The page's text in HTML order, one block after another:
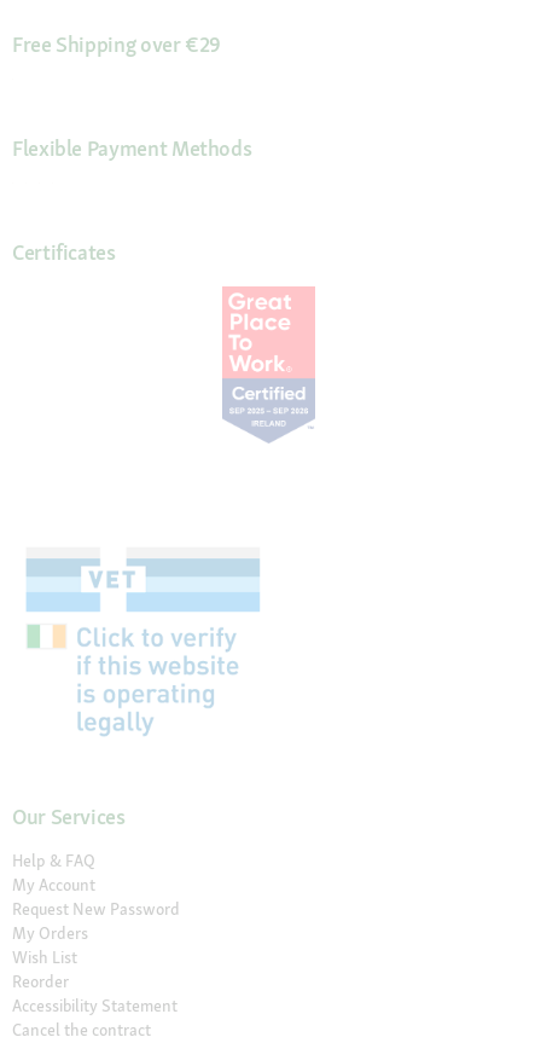
Free Shipping over €29
Flexible Payment Methods
Certificates
Our Services
Help & FAQ
My Account
Request New Password
My Orders
Wish List
Reorder
Accessibility Statement
Cancel the contract